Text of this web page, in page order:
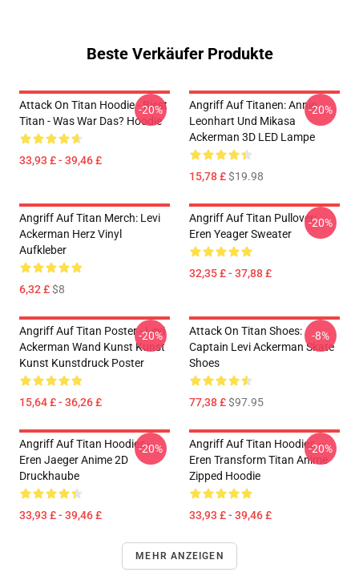
Beste Verkäufer Produkte
Attack On Titan Hoodie - Biest
Titan - Was War Das? Hoodie
33,93 £ - 39,46 £
-20%
Angriff Auf Titanen: Annie
Leonhart Und Mikasa
Ackerman 3D LED Lampe
15,78 £$19.98
-20%
Angriff Auf Titan Merch: Levi
Ackerman Herz Vinyl
Aufkleber
6,32 £$8
Angriff Auf Titan Pullover:
Eren Yeager Sweater
32,35 £ - 37,88 £
-20%
Angriff Auf Titan Poster - Levi
Ackerman Wand Kunst Kunst
Kunst Kunstdruck Poster
15,64 £ - 36,26 £
-20%
Attack On Titan Shoes:
Captain Levi Ackerman Skate
Shoes
77,38 £$97.95
-8%
Angriff Auf Titan Hoodies -
Eren Jaeger Anime 2D
Druckhaube
33,93 £ - 39,46 £
-20%
Angriff Auf Titan Hoodies –
Eren Transform Titan Anime
Zipped Hoodie
33,93 £ - 39,46 £
-20%
MEHR ANZEIGEN